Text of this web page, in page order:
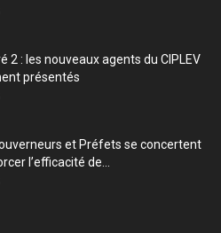
2 : les nouveaux agents du CIPLEV
présentés
et Préfets se concertent
l’efficacité de...